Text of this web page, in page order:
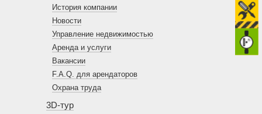
История компании
Новости
Управление недвижимостью
Аренда и услуги
Вакансии
F.A.Q. для арендаторов
Охрана труда
3D-тур